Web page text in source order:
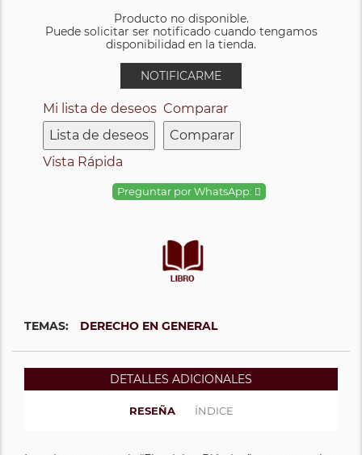
Producto no disponible.
Puede solicitar ser notificado cuando tengamos
disponibilidad en la tienda.
NOTIFICARME
Mi lista de deseos
Lista de deseos
Comparar
Comparar
Vista Rápida
Preguntar por WhatsApp:
TEMAS: DERECHO EN GENERAL
DETALLES ADICIONALES
RESEÑA ÍNDICE